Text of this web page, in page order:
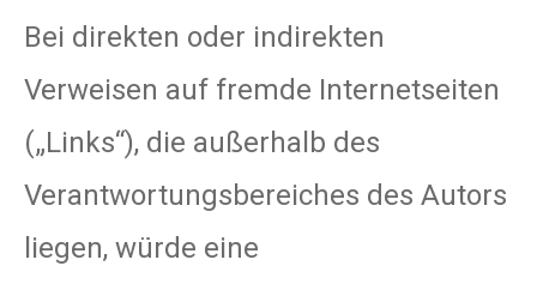
Bei direkten oder indirekten
Verweisen auf fremde Internetseiten
(„Links“), die außerhalb des
Verantwortungsbereiches des Autors
liegen, würde eine